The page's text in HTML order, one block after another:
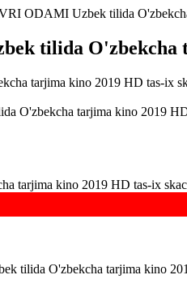
ODAMI Uzbek tilida
tilida O'zbekcha
O'zbekcha tarjima kino 2019
tarjima kino 2019 HD tas-ix
O'zbekcha tarjima kino